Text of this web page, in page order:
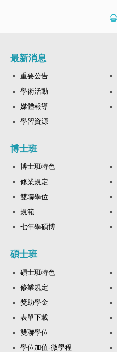
最新消息
重要公告
學術活動
媒體報導
學習資源
博士班
博士班特色
修業規定
雙聯學位
規範
七年學碩博
碩士班
碩士班特色
修業規定
獎助學金
表單下載
雙聯學位
學位加值-微學程